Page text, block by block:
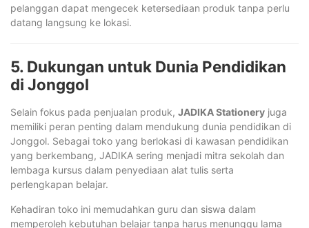
pelanggan dapat mengecek ketersediaan produk tanpa perlu
datang langsung ke lokasi.
5. Dukungan untuk Dunia Pendidikan
di Jonggol
Selain fokus pada penjualan produk, JADIKA Stationery juga
memiliki peran penting dalam mendukung dunia pendidikan di
Jonggol. Sebagai toko yang berlokasi di kawasan pendidikan
yang berkembang, JADIKA sering menjadi mitra sekolah dan
lembaga kursus dalam penyediaan alat tulis serta
perlengkapan belajar.
Kehadiran toko ini memudahkan guru dan siswa dalam
memperoleh kebutuhan belajar tanpa harus menunggu lama